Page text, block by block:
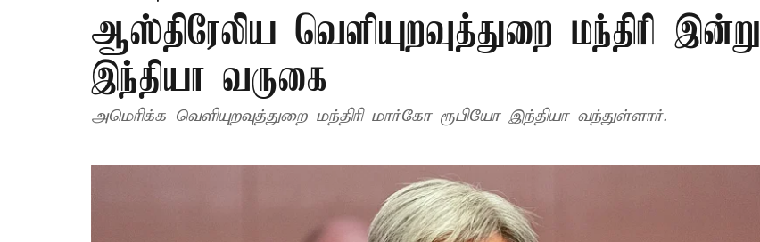
ஆஸ்திரேலிய வெளியுறவுத்துறை மந்திரி இன்று
இந்தியா வருகை
அமெரிக்க வெளியுறவுத்துறை மந்திரி மார்கோ ரூபியோ இந்தியா வந்துள்ளார்.